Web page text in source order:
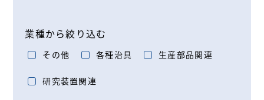
業種から絞り込む
その他 各種治具 生産部品関連
研究装置関連